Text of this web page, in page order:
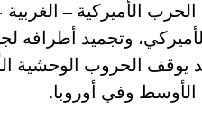
الأميركية – الغربية
وتجميد أطرافه
وفي أوروبا.